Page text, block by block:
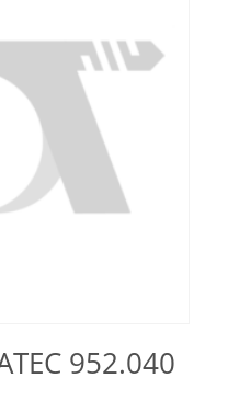
952.040